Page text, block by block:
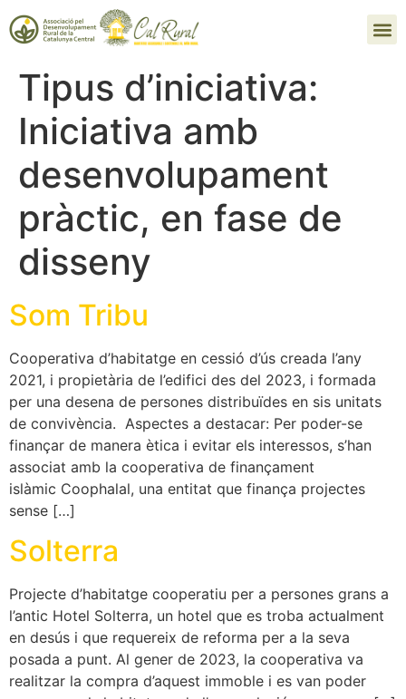
Tipus d’iniciativa:
Iniciativa amb
desenvolupament
pràctic, en fase de
disseny
Som Tribu
Cooperativa d’habitatge en cessió d’ús creada l’any
2021, i propietària de l’edifici des del 2023, i formada
per una desena de persones distribuïdes en sis unitats
de convivència. Aspectes a destacar: Per poder-se
finançar de manera ètica i evitar els interessos, s’han
associat amb la cooperativa de finançament
islàmic Coophalal, una entitat que finança projectes
sense […]
Solterra
Projecte d’habitatge cooperatiu per a persones grans a
l’antic Hotel Solterra, un hotel que es troba actualment
en desús i que requereix de reforma per a la seva
posada a punt. Al gener de 2023, la cooperativa va
realitzar la compra d’aquest immoble i es van poder